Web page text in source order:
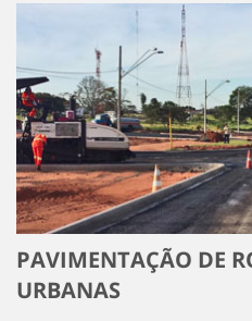
PAVIMENTAÇÃO DE
URBANAS